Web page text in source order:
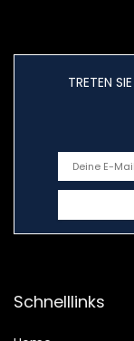
TRETEN
Schnelllinks